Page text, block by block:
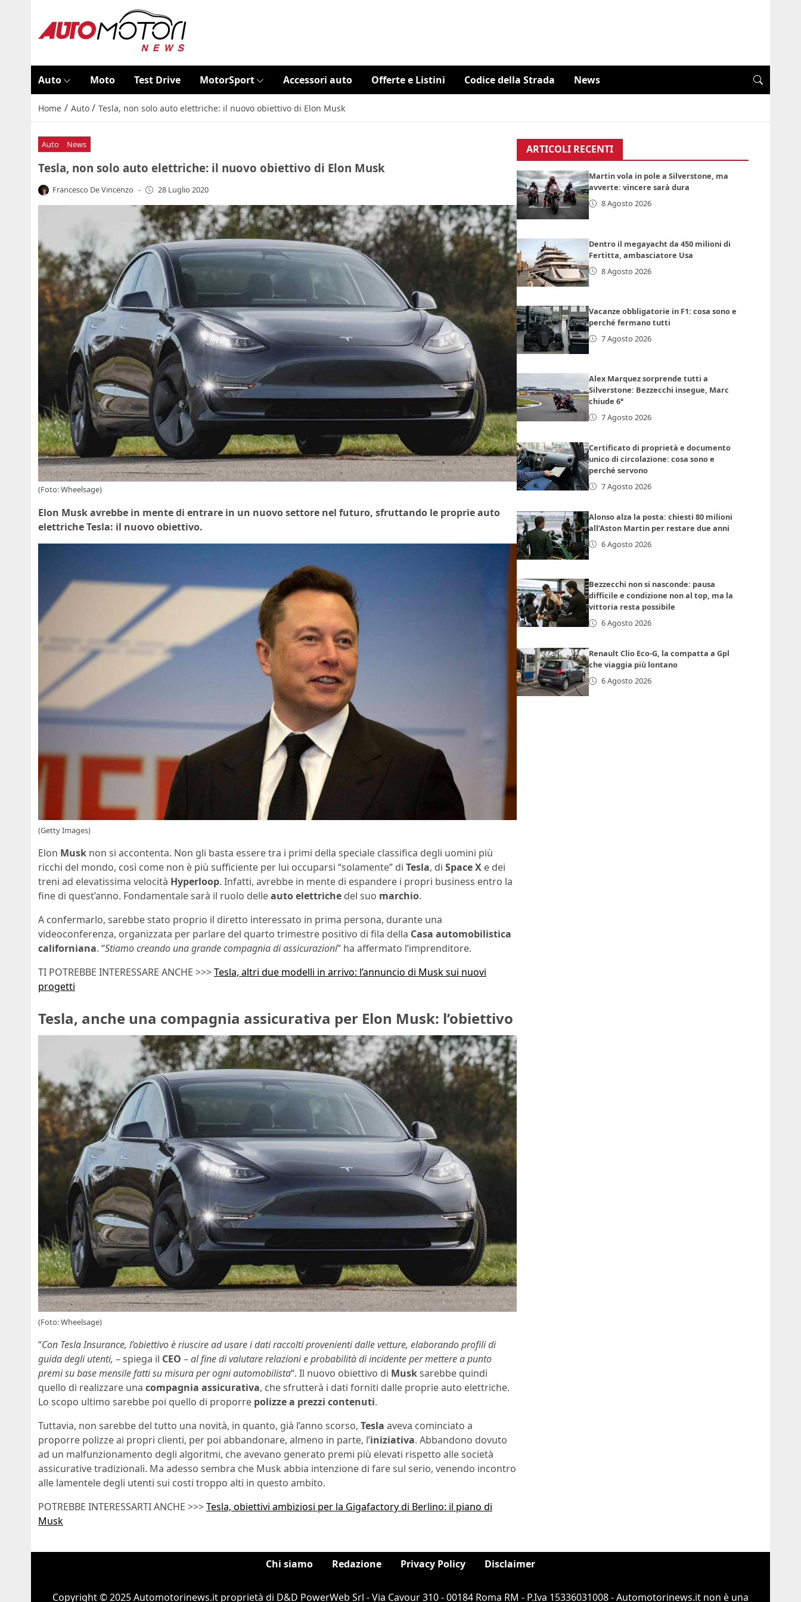
Auto Moto Test Drive MotorSport Accessori auto Offerte e Listini Codice della Strada News
Home / Auto / Tesla, non solo auto elettriche: il nuovo obiettivo di Elon Musk
Auto News
Tesla, non solo auto elettriche: il nuovo obiettivo di Elon Musk
Francesco De Vincenzo - 28 Luglio 2020
(Foto: Wheelsage)
Elon Musk avrebbe in mente di entrare in un nuovo settore nel futuro, sfruttando le proprie auto
elettriche Tesla: il nuovo obiettivo.
(Getty Images)
Elon Musk non si accontenta. Non gli basta essere tra i primi della speciale classifica degli uomini più
ricchi del mondo, così come non è più sufficiente per lui occuparsi “solamente” di Tesla, di Space X e dei
treni ad elevatissima velocità Hyperloop. Infatti, avrebbe in mente di espandere i propri business entro la
fine di quest’anno. Fondamentale sarà il ruolo delleauto elettriche del suo marchio.
A confermarlo, sarebbe stato proprio il diretto interessato in prima persona, durante una
videoconferenza, organizzata per parlare del quarto trimestre positivo di fila della Casa automobilistica
californiana. “Stiamo creando una grande compagnia di assicurazioni” ha affermato l’imprenditore.
TI POTREBBE INTERESSARE ANCHE >>>Tesla, altri due modelli in arrivo: l’annuncio di Musk sui nuovi
progetti
Tesla, anche una compagnia assicurativa per Elon Musk: l’obiettivo
(Foto: Wheelsage)
“Con Tesla Insurance, l’obiettivo è riuscire ad usare i dati raccolti provenienti dalle vetture, elaborando profili di
guida degli utenti, – spiega il CEO –al fine di valutare relazioni e probabilità di incidente per mettere a punto
premi su base mensile fatti su misura per ogni automobilista“. Il nuovo obiettivo di Musksarebbe quindi
quello di realizzare una compagnia assicurativa, che sfrutterà i dati forniti dalle proprie auto elettriche.
Lo scopo ultimo sarebbe poi quello di proporre polizze a prezzi contenuti.
Tuttavia, non sarebbe del tutto una novità, in quanto, già l’anno scorso, Tesla aveva cominciato a
proporre polizze ai propri clienti, per poi abbandonare, almeno in parte, l’iniziativa. Abbandono dovuto
ad un malfunzionamento degli algoritmi, che avevano generato premi più elevati rispetto alle società
assicurative tradizionali. Ma adesso sembra che Musk abbia intenzione di fare sul serio, venendo incontro
alle lamentele degli utenti sui costi troppo alti in questo ambito.
POTREBBE INTERESSARTI ANCHE >>>Tesla, obiettivi ambiziosi per la Gigafactory di Berlino: il piano di
Musk
ARTICOLI RECENTI
Martin vola in pole a Silverstone, ma
avverte: vincere sarà dura
8 Agosto 2026
Dentro il megayacht da 450 milioni di
Fertitta, ambasciatore Usa
8 Agosto 2026
Vacanze obbligatorie in F1: cosa sono e
perché fermano tutti
7 Agosto 2026
Alex Marquez sorprende tutti a
Silverstone: Bezzecchi insegue, Marc
chiude 6°
7 Agosto 2026
Certificato di proprietà e documento
unico di circolazione: cosa sono e
perché servono
7 Agosto 2026
Alonso alza la posta: chiesti 80 milioni
all’Aston Martin per restare due anni
6 Agosto 2026
Bezzecchi non si nasconde: pausa
difficile e condizione non al top, ma la
vittoria resta possibile
6 Agosto 2026
Renault Clio Eco-G, la compatta a Gpl
che viaggia più lontano
6 Agosto 2026
Chi siamo Redazione Privacy Policy Disclaimer
Copyright © 2025 Automotorinews.it proprietà di D&D PowerWeb Srl - Via Cavour 310 - 00184 Roma RM - P.Iva 15336031008 - Automotorinews.it non è una